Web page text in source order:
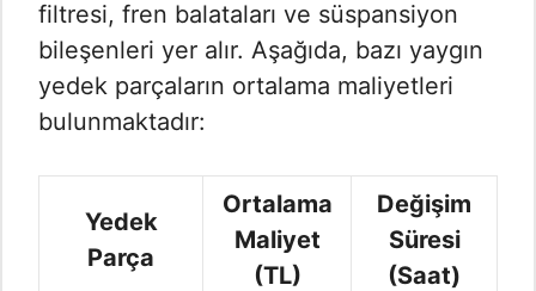
filtresi, fren balataları ve süspansiyon
bileşenleri yer alır. Aşağıda, bazı yaygın
yedek parçaların ortalama maliyetleri
bulunmaktadır:
Yedek
Parça
Ortalama
Maliyet
(TL)
Değişim
Süresi
(Saat)